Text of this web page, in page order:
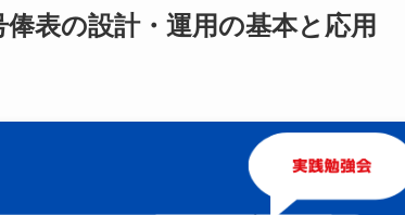
表の設計・運用の基本と応用